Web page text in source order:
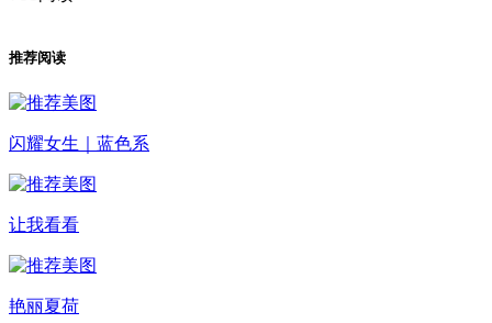
推荐阅读
闪耀女生｜蓝色系
让我看看
艳丽夏荷